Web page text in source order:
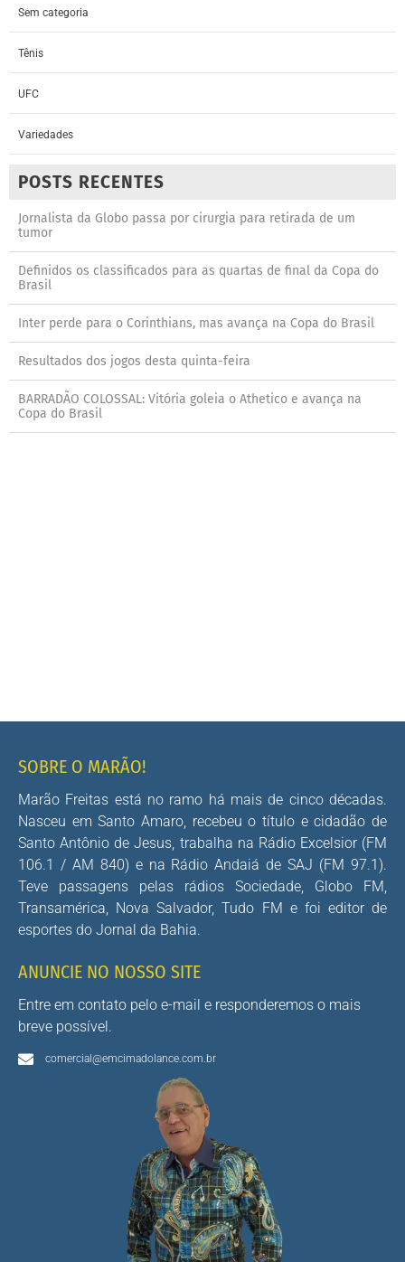
Sem categoria
Tênis
UFC
Variedades
POSTS RECENTES
Jornalista da Globo passa por cirurgia para retirada de um
tumor
Definidos os classificados para as quartas de final da Copa do
Brasil
Inter perde para o Corinthians, mas avança na Copa do Brasil
Resultados dos jogos desta quinta-feira
BARRADÃO COLOSSAL: Vitória goleia o Athetico e avança na
Copa do Brasil
SOBRE O MARÃO!
Marão Freitas está no ramo há mais de cinco décadas.
Nasceu em Santo Amaro, recebeu o título e cidadão de
Santo Antônio de Jesus, trabalha na Rádio Excelsior (FM
106.1 / AM 840) e na Rádio Andaiá de SAJ (FM 97.1).
Teve passagens pelas rádios Sociedade, Globo FM,
Transamérica, Nova Salvador, Tudo FM e foi editor de
esportes do Jornal da Bahia.
ANUNCIE NO NOSSO SITE
Entre em contato pelo e-mail e responderemos o mais
breve possível.
comercial@emcimadolance.com.br